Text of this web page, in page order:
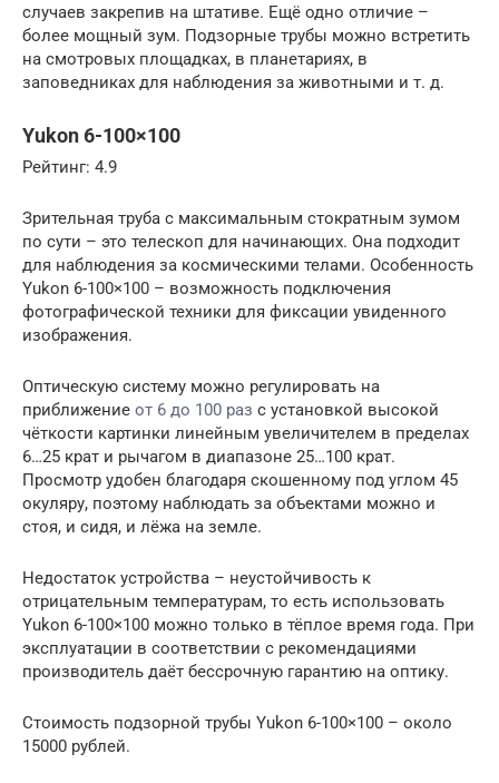
случаев закрепив на штативе. Ещё одно отличие –
более мощный зум. Подзорные трубы можно встретить
на смотровых площадках, в планетариях, в
заповедниках для наблюдения за животными и т. д.
Yukon 6-100×100
Рейтинг: 4.9
Зрительная труба с максимальным стократным зумом
по сути – это телескоп для начинающих. Она подходит
для наблюдения за космическими телами. Особенность
Yukon 6-100×100 – возможность подключения
фотографической техники для фиксации увиденного
изображения.
Оптическую систему можно регулировать на
приближение от 6 до 100 раз с установкой высокой
чёткости картинки линейным увеличителем в пределах
6…25 крат и рычагом в диапазоне 25…100 крат.
Просмотр удобен благодаря скошенному под углом 45
окуляру, поэтому наблюдать за объектами можно и
стоя, и сидя, и лёжа на земле.
Недостаток устройства – неустойчивость к
отрицательным температурам, то есть использовать
Yukon 6-100×100 можно только в тёплое время года. При
эксплуатации в соответствии с рекомендациями
производитель даёт бессрочную гарантию на оптику.
Стоимость подзорной трубы Yukon 6-100×100 – около
15000 рублей.